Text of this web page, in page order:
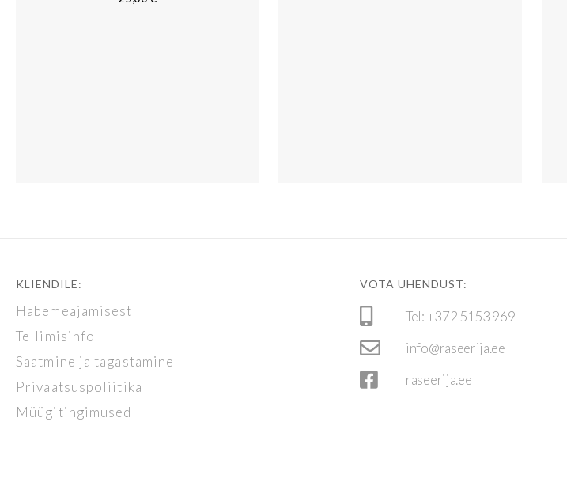
KLIENDILE:
Habemeajamisest
Tellimisinfo
Saatmine ja tagastamine
Privaatsuspoliitika
Müügitingimused
VÕTA ÜHENDUST:
Tel: +372 5153 969
info@raseerija.ee
raseerija.ee